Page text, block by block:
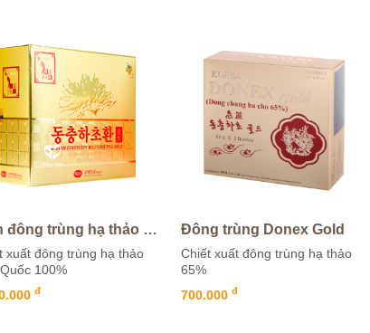
Viên đông trùng hạ thảo Hàn Quốc KGS 200g
xuất đông trùng hạ thảo
100%
đ
Đông trùng Donex Gold
Chiết xuất đông trùng hạ thảo
65%
700.000 đ